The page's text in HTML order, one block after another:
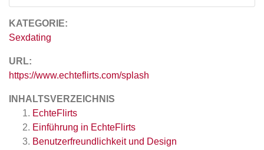
KATEGORIE:
Sexdating
URL:
https://www.echteflirts.com/splash
INHALTSVERZEICHNIS
EchteFlirts
Einführung in EchteFlirts
Benutzerfreundlichkeit und Design